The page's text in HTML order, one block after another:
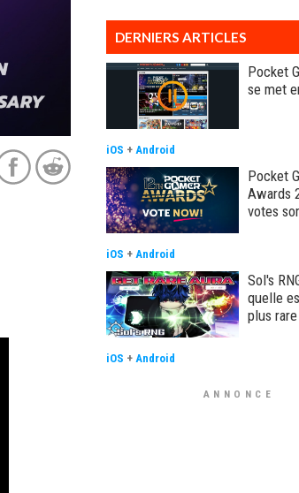
DERNIERS ARTICLES
Pocket
se met
iOS + Android
Pocket
Awards
votes
iOS + Android
Sol's
quelle
plus rare
iOS + Android
ANNONCE